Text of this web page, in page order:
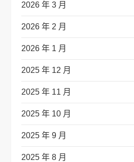
2026 年 3 月
2026 年 2 月
2026 年 1 月
2025 年 12 月
2025 年 11 月
2025 年 10 月
2025 年 9 月
2025 年 8 月